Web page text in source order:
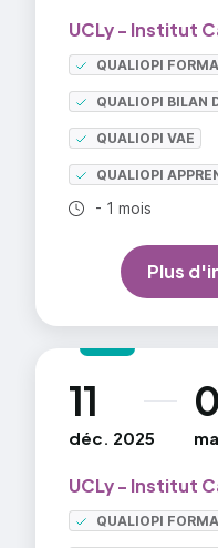
UCLy - Institut
QUALIOPI
QUALIOPI BILAN
QUALIOPI VAE
QUALIOPI
Durée totale :
- 1 mois
Plus
11
déc. 2025
au
UCLy - Institut
QUALIOPI